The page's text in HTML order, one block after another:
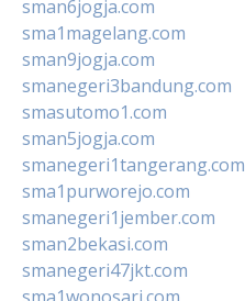
sman6jogja.com
sma1magelang.com
sman9jogja.com
smanegeri3bandung.com
smasutomo1.com
sman5jogja.com
smanegeri1tangerang.com
sma1purworejo.com
smanegeri1jember.com
sman2bekasi.com
smanegeri47jkt.com
sma1wonosari.com